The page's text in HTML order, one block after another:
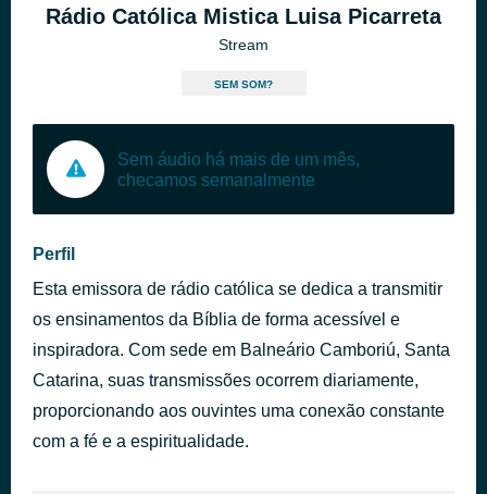
Rádio Católica Mistica Luisa Picarreta
Stream
SEM SOM?
Sem áudio há mais de um mês,
checamos semanalmente
Perfil
Esta emissora de rádio católica se dedica a transmitir
os ensinamentos da Bíblia de forma acessível e
inspiradora. Com sede em Balneário Camboriú, Santa
Catarina, suas transmissões ocorrem diariamente,
proporcionando aos ouvintes uma conexão constante
com a fé e a espiritualidade.